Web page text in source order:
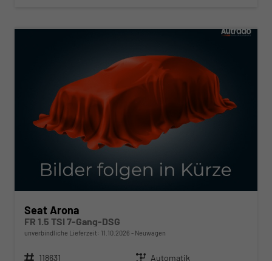
Seat Arona
FR 1.5 TSI 7-Gang-DSG
unverbindliche Lieferzeit: 11.10.2026 Neuwagen
Fahrzeugnr. 118631 Getriebe Automatik